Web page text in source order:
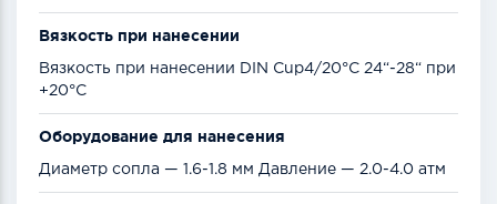
Вязкость при нанесении
Вязкость при нанесении DIN Cup4/20°C 24“-28“ при
+20°С
Оборудование для нанесения
Диаметр сопла — 1.6-1.8 мм Давление — 2.0-4.0 атм